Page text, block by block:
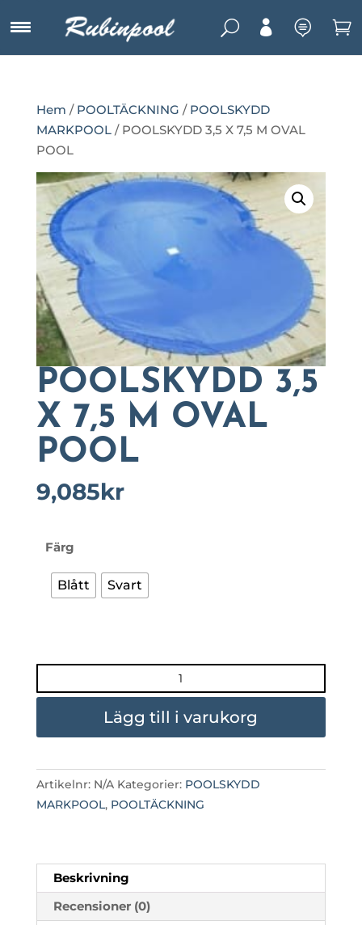
U   
Hem / POOLTÄCKNING / POOLSKYDD
MARKPOOL/ POOLSKYDD 3,5 X 7,5 M OVAL
POOL
POOLSKYDD 3,5
X 7,5 M OVAL
POOL
9,085kr
Färg
Blått Svart
3,5
7,5
OVAL
Lägg till i varukorg
Artikelnr: N/A Kategorier: POOLSKYDD
MARKPOOL, POOLTÄCKNING
Beskrivning
Recensioner (0)